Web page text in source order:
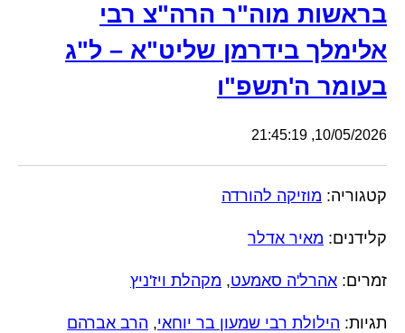
בראשות מוה"ר הרה"צ רבי
אלימלך בידרמן שליט"א – ל"ג
בעומר ה'תשפ"ו
10/05/2026, 21:45:19
קטגוריה: מוזיקה להורדה
קלידנים: מאיר אדלר
זמרים: אהרל'ה סאמעט, מקהלת ויז'ניץ
תגיות: הילולת רבי שמעון בר יוחאי, הרב אברהם